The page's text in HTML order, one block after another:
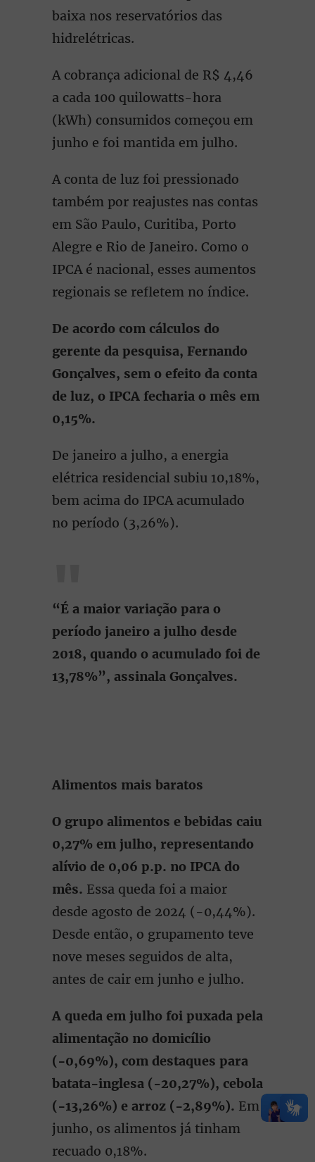
baixa nos reservatórios das
hidrelétricas.
A cobrança adicional de R$ 4,46
a cada 100 quilowatts-hora
(kWh) consumidos começou em
junho e foi mantida em julho.
A conta de luz foi pressionado
também por reajustes nas contas
em São Paulo, Curitiba, Porto
Alegre e Rio de Janeiro. Como o
IPCA é nacional, esses aumentos
regionais se refletem no índice.
De acordo com cálculos do
gerente da pesquisa, Fernando
Gonçalves, sem o efeito da conta
de luz, o IPCA fecharia o mês em
0,15%.
De janeiro a julho, a energia
elétrica residencial subiu 10,18%,
bem acima do IPCA acumulado
no período (3,26%).
“É a maior variação para o
período janeiro a julho desde
2018, quando o acumulado foi de
13,78%”, assinala Gonçalves.
Alimentos mais baratos
O grupo alimentos e bebidas caiu
0,27% em julho, representando
alívio de 0,06 p.p. no IPCA do
mês. Essa queda foi a maior
desde agosto de 2024 (-0,44%).
Desde então, o grupamento teve
nove meses seguidos de alta,
antes de cair em junho e julho.
A queda em julho foi puxada pela
alimentação no domicílio
(-0,69%), com destaques para
batata-inglesa (-20,27%), cebola
(-13,26%) e arroz (-2,89%). Em
junho, os alimentos já tinham
recuado 0,18%.